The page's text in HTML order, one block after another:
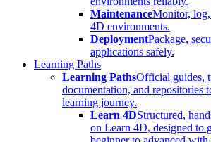
MaintenanceMonitor,
4D environments.
DeploymentPackage,
applications safely.
Learning Paths
Learning PathsOfficial guides,
documentation, and repositories
learning journey.
Learn 4DStructured,
on Learn 4D, designed to